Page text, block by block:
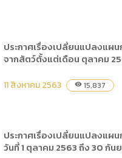
ประกาศเรื่องเปลี่ยนแปลงแผ
จากสัตว์ตั้งแต่เดือน ตุลาคม
11 สิงหาคม 2563 visibility 15,837
ประกาศเรื่องเปลี่ยนแปลงแผ
วันที่ 1 ตุลาคม 2563 ถึง 30 กัน